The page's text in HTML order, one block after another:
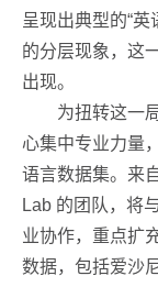
呈现出典型的“
的分层现象，这
出现。
为扭转这一局
心集中专业力量
语言数据集。来
Lab 的团队，将
业协作，重点扩
数据，包括爱沙